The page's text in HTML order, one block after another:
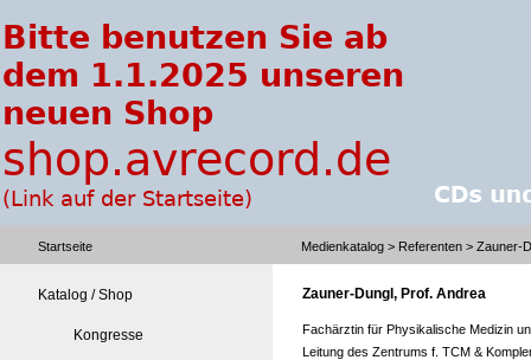
Startseite Medienkatalog > Referenten > Zauner-
Katalog / Shop
Kongresse
Zauner-Dungl, Prof. Andrea
Fachärztin für Physikalische Medizin
Leitung des Zentrums f. TCM &